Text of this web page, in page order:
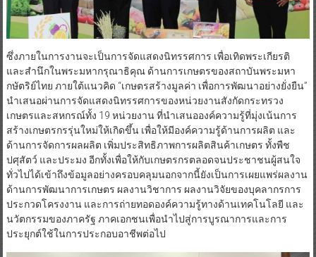
ซึ่งภายในการงานจะเป็นการจัดแสดงนิทรรศการ เพื่อเทิดพระเกียรติ
และสำนึกในพระมหากรุณาธิคุณ ด้านการเกษตรของสถาบันพระมหา
กษัตริย์ไทย ภายใต้แนวคิด “เกษตรสร้างมูลค่า เพื่อการพัฒนาอย่างยั่งยืน”
นำเสนอผ่านการจัดแสดงนิทรรศการของหน่วยงานสังกัดกระทรวง
เกษตรและสหกรณ์ทั้ง 19 หน่วยงาน ที่นำเสนอองค์ความรู้ที่มุ่งเน้นการ
สร้างเกษตรกรรุ่นใหม่ให้เกิดขึ้น เพื่อให้มีองค์ความรู้ด้านการผลิต และ
ด้านการจัดการผลผลิต เพิ่มประสิทธิภาพการผลิตสินค้าเกษตร ทั้งพืช
ปศุสัตว์ และประมง อีกทั้งเพื่อให้กับเกษตรกรตลอดจนประชาชนผู้สนใจ
ทั่วไปได้เข้าถึงข้อมูลอย่างครอบคลุมนอกจากนี้ยังเป็นการเผยแพร่ผลงาน
ด้านการพัฒนาการเกษตร ผลงานวิชาการ ผลงานวิจัยของบุคลากรการ
ประกวดโครงงาน และการถ่ายทอดองค์ความรู้ทางด้านเทคโนโลยี และ
นวัตกรรมของภาครัฐ ภาคเอกชนเพื่อนำไปสู่การบูรณาการและการ
ประยุกต์ใช้ในการประกอบอาชีพต่อไป